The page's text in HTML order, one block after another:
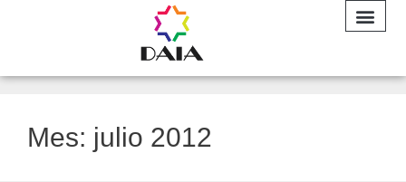
Mes: julio 2012